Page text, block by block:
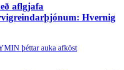
aflgjafa
Hvernig